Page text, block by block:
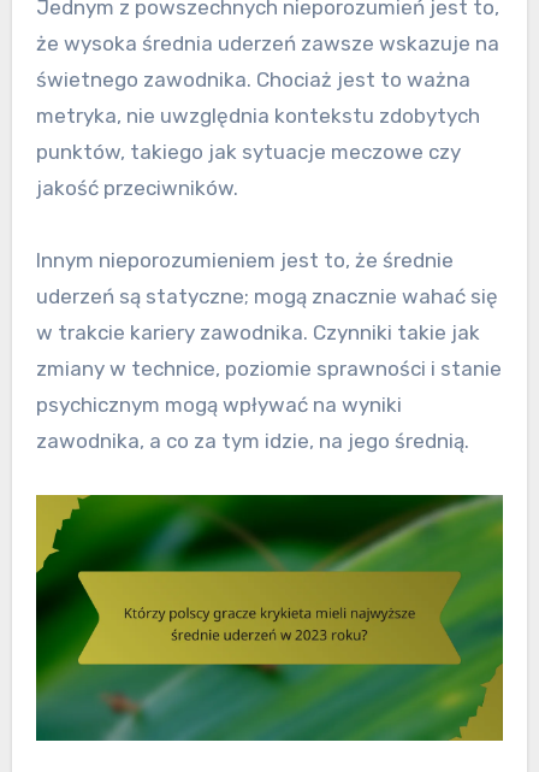
Jednym z powszechnych nieporozumień jest to,
że wysoka średnia uderzeń zawsze wskazuje na
świetnego zawodnika. Chociaż jest to ważna
metryka, nie uwzględnia kontekstu zdobytych
punktów, takiego jak sytuacje meczowe czy
jakość przeciwników.
Innym nieporozumieniem jest to, że średnie
uderzeń są statyczne; mogą znacznie wahać się
w trakcie kariery zawodnika. Czynniki takie jak
zmiany w technice, poziomie sprawności i stanie
psychicznym mogą wpływać na wyniki
zawodnika, a co za tym idzie, na jego średnią.